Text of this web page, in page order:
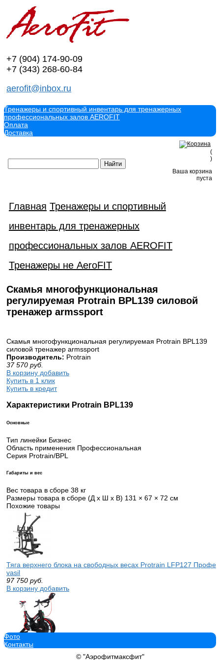
+7 (904) 174-90-09
+7 (343) 268-60-84
aerofit@inbox.ru
Тренажеры и спортивный инвентарь для тренажерных
профессиональных залов AEROFIT
Оплата
Доставка
(
)
Ваша корзина
пуста
Главная Тренажеры и спортивный
инвентарь для тренажерных
профессиональных залов AEROFIT
Тренажеры не AeroFIT
Скамья многофункциональная
регулируемая Protrain BPL139 силовой
тренажер armssport
Скамья многофункциональная регулируемая Protrain BPL139
силовой тренажер armssport
Производитель: Protrain
37 570 руб.
В корзину добавить
Купить в 1 клик
Купить в кредит
Характеристики Protrain BPL139
Основные
Тип линейки Бизнес
Область применения Профессиональная
Серия Protrain/BPL
Габариты и вес
Вес товара в сборе 38 кг
Размеры товара в сборе (Д x Ш x В) 131 × 67 × 72 см
Похожие товары
Тяга верхнего блока на свободных весах Protrain LFP127
vasil
97 750 руб.
В корзину добавить
Велотренажер Wattbike WB-Trainer вертикальный сайкл для зала
Фото
Контакты
© "Аэрофитмаксфит"